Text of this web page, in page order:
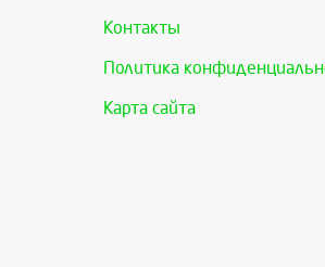
Контакты
Политика
Карта сайта